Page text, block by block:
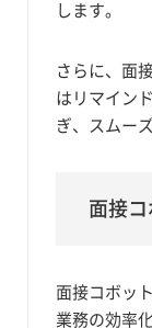
します。
さらに、面
はリマイン
ぎ、スムー
面接コ
面接コボッ
業務の効率